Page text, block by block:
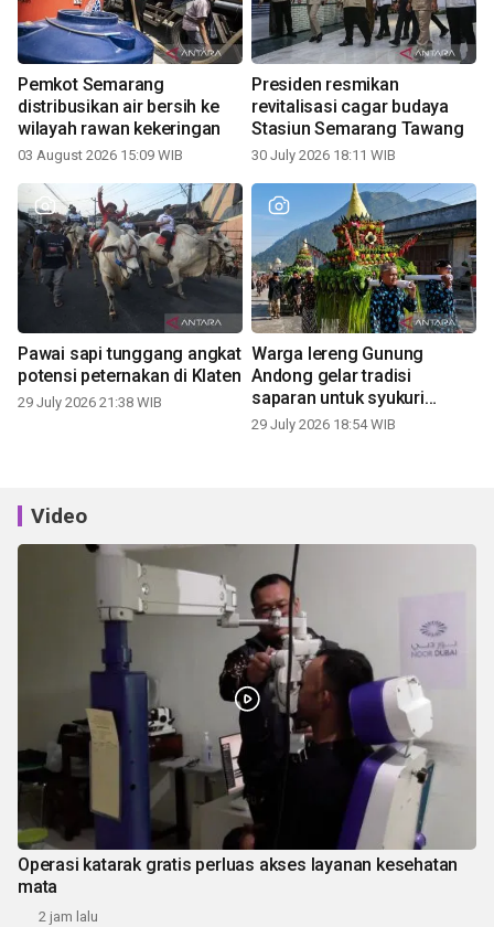
Pemkot Semarang
distribusikan air bersih ke
wilayah rawan kekeringan
03 August 2026 15:09 WIB
Presiden resmikan
revitalisasi cagar budaya
Stasiun Semarang Tawang
30 July 2026 18:11 WIB
Pawai sapi tunggang angkat
potensi peternakan di Klaten
29 July 2026 21:38 WIB
Warga lereng Gunung
Andong gelar tradisi
saparan untuk syukuri
panen
29 July 2026 18:54 WIB
Video
Operasi katarak gratis perluas akses layanan kesehatan
mata
2 jam lalu